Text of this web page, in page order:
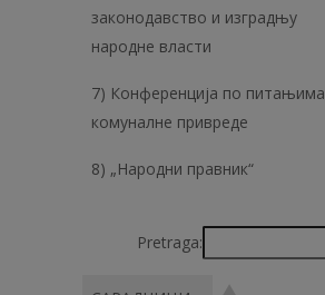
законодавство и изградњу
народне власти
7) Конференција по питањима
комуналне привреде
8) „Народни правник“
Pretraga: